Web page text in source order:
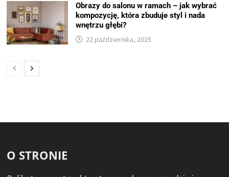
Obrazy do salonu w ramach – jak wybrać
kompozycję, która zbuduje styl i nada
wnętrzu głębi?
22 października, 2025
O STRONIE